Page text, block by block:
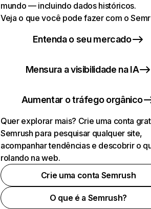
mundo — incluindo dados históricos.
Veja o que você pode fazer com o
Entenda o seu mercado
Mensura a visibilidade na IA
Aumentar o tráfego orgânico
Quer explorar mais? Crie uma conta
Semrush para pesquisar qualquer site,
acompanhar tendências e descobrir o
rolando na web.
Crie uma conta Semrush
O que é a Semrush?